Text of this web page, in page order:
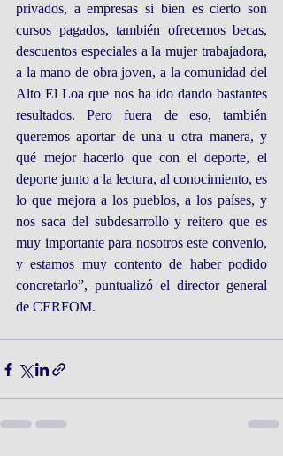
privados, a empresas si bien es cierto son
cursos pagados, también ofrecemos becas,
descuentos especiales a la mujer trabajadora,
a la mano de obra joven, a la comunidad del
Alto El Loa que nos ha ido dando bastantes
resultados. Pero fuera de eso, también
queremos aportar de una u otra manera, y
qué mejor hacerlo que con el deporte, el
deporte junto a la lectura, al conocimiento, es
lo que mejora a los pueblos, a los países, y
nos saca del subdesarrollo y reitero que es
muy importante para nosotros este convenio,
y estamos muy contento de haber podido
concretarlo”, puntualizó el director general
de CERFOM.